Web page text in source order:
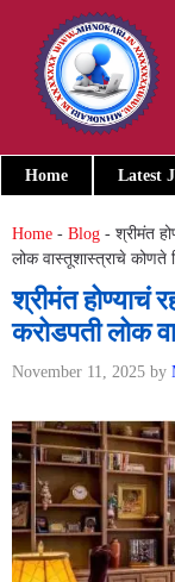
content
Home Latest
Home - Blog - श्रीमंत
लोक वास्तूशास्त्राचे कोणते
श्रीमंत होण्याचं
करोडपती लोक
November 11, 2025 by